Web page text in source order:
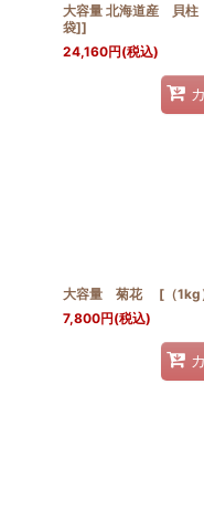
大容量 北海道産 貝
袋]]
24,160円(税込)
大容量 菊花 [（1kg
7,800円(税込)